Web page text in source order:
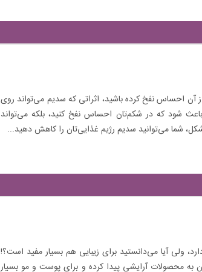
آن احساس نفخ کرده باشید، اثراتی که سدیم می‌تواند روی
شود که در شکم‌تان احساس نفخ کنید، بلکه می‌تواند
شما می‌توانید سدیم رژیم غذایی‌تان را کاهش دهید...
ولی آیا می‌دانستید برای زیبایی هم بسیار مفید است؟!
به محصولات آرایشی پیدا کرده و برای پوست و مو بسیار